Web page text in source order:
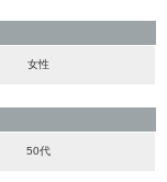
女性
50代